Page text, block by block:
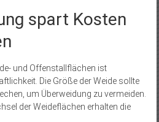
spart Kosten
und Offenstallflächen ist
Die Größe der Weide sollte
um Überweidung zu vermeiden.
der Weideflächen erhalten die